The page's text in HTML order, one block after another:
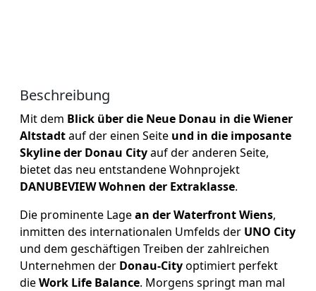
Beschreibung
Mit dem Blick über die Neue Donau in die Wiener
Altstadtauf der einen Seite und in die imposante
Skyline der Donau Cityauf der anderen Seite,
bietet das neu entstandene Wohnprojekt
DANUBEVIEW Wohnen der Extraklasse.
Die prominente Lagean der Waterfront Wiens,
inmitten des internationalen Umfelds der UNO City
und dem geschäftigen Treiben der zahlreichen
Unternehmen der Donau-Cityoptimiert perfekt
dieWork Life Balance. Morgens springt man mal